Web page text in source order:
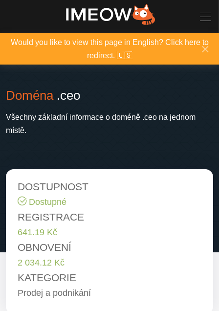
Would you like to view this page in English? Click here to
redirect. 🇺🇸
×
Doména.ceo
Všechny základní informace o doméně .ceo na jednom
místě.
DOSTUPNOST
Dostupné
REGISTRACE
641.19 Kč
OBNOVENÍ
2 034.12 Kč
KATEGORIE
Prodej a podnikání